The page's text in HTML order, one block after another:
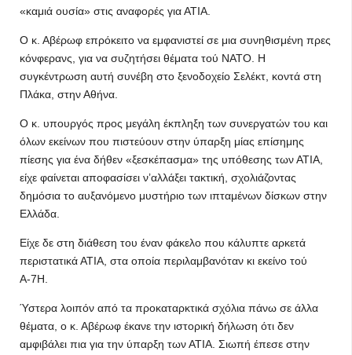
«καμιά ουσία» στις αναφορές για ΑΤΙΑ.
Ο κ. Αβέρωφ επρόκειτο να εμφανιστεί σε μια συνηθισμένη πρες
κόνφερανς, για να συζητήσει θέματα τού ΝΑΤΟ. Η
συγκέντρωση αυτή συνέβη στο ξενοδοχείο Σελέκτ, κοντά στη
Πλάκα, στην Αθήνα.
Ο κ. υπουργός προς μεγάλη έκπληξη των συνεργατών του και
όλων εκείνων που πιστεύουν στην ύπαρξη μίας επίσημης
πίεσης για ένα δήθεν «ξεσκέπασμα» της υπόθεσης των ΑΤΙΑ,
είχε φαίνεται αποφασίσει ν’αλλάξει τακτική, σχολιάζοντας
δημόσια το αυξανόμενο μυστήριο των ιπταμένων δίσκων στην
Ελλάδα.
Είχε δε στη διάθεση του έναν φάκελο που κάλυπτε αρκετά
περιστατικά ΑΤΙΑ, στα οποία περιλαμβανόταν κι εκείνο τού
Α-7Η.
Ύστερα λοιπόν από τα προκαταρκτικά σχόλια πάνω σε άλλα
θέματα, ο κ. Αβέρωφ έκανε την ιστορική δήλωση ότι δεν
αμφιβάλει πια για την ύπαρξη των ΑΤΙΑ. Σιωπή έπεσε στην